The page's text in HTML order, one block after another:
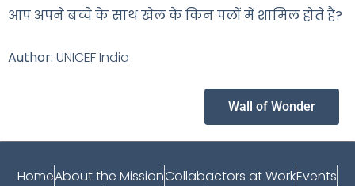
आपअपनेबच्चेकेसाथखेलकेकिनपलोंमें शामिलहोतेहैं?
Author: UNICEF India
Wall of Wonder
HomeAbout the MissionCollabactors at WorkEvents